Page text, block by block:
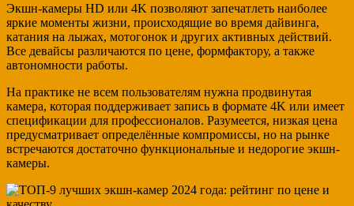
Экшн-камеры HD или 4K позволяют запечатлеть наиболее
яркие моменты жизни, происходящие во время дайвинга,
катания на лыжах, мотогонок и других активных действий.
Все девайсы различаются по цене, формфактору, а также
автономности работы.
На практике не всем пользователям нужна продвинутая
камера, которая поддерживает запись в формате 4K или имеет
спецификации для профессионалов. Разумеется, низкая цена
предусматривает определённые компромиссы, но на рынке
встречаются достаточно функциональные и недорогие экшн-
камеры.